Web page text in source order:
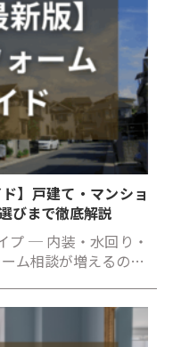
】戸建て・マンショ
びまで徹底解説
プ ─ 内装・水回り・
ム相談が増えるの…